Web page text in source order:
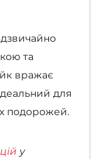
та
вражає
для
подорожей.
у